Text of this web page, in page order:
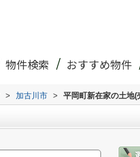
物件検索 おすすめ物件
> 加古川市 > 平岡町新在家の土地(